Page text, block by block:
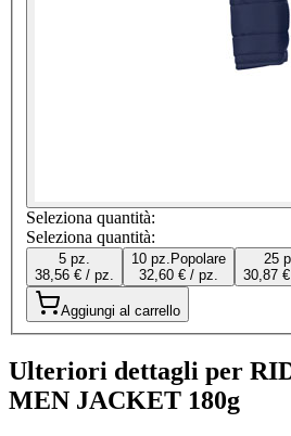
Seleziona quantità:
Seleziona quantità:
5 pz.
38,56 € / pz.
10 pz. Popolare
32,60 € / pz.
25
30,87
Aggiungi al carrello
Ulteriori dettagli per
MEN JACKET 180g